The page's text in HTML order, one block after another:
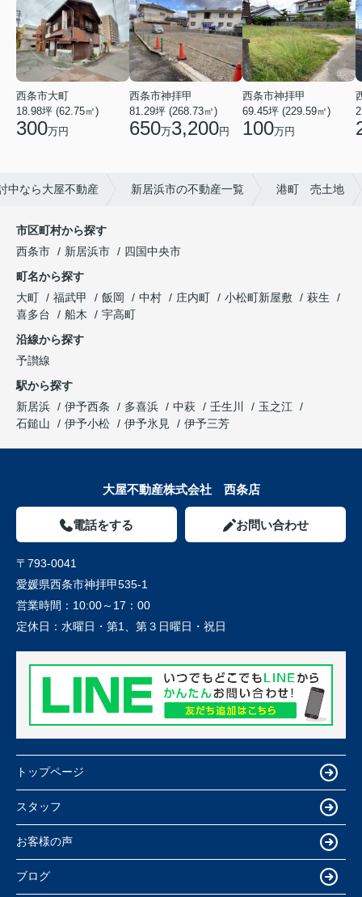
西条市大町
18.98坪 (62.75㎡)
300万円
西条市神拝甲
81.29坪 (268.73㎡)
650万3,200円
西条市神拝甲
69.45坪 (229.59㎡)
100万円
中なら大屋不動産 新居浜市の不動産一覧 港町 売土地
市区町村から探す
西条市
新居浜市
四国中央市
町名から探す
大町
福武甲 飯岡 中村 庄内町 小松町新屋敷
萩生
喜多台
船木
宇高町
沿線から探す
予讃線
駅から探す
新居浜
伊予西条 多喜浜 中萩 壬生川
玉之江
石鎚山
伊予小松 伊予氷見 伊予三芳
大屋不動産株式会社 西条店
電話をする お問い合わせ
〒793-0041
愛媛県西条市神拝甲535-1
営業時間： 10:00～17：00
定休日： 水曜日・第1、第３日曜日・祝日
トップページ
スタッフ
お客様の声
ブログ